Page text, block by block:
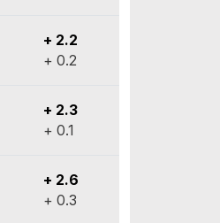
+ 2.2
+ 0.2
+ 2.3
+ 0.1
+ 2.6
+ 0.3